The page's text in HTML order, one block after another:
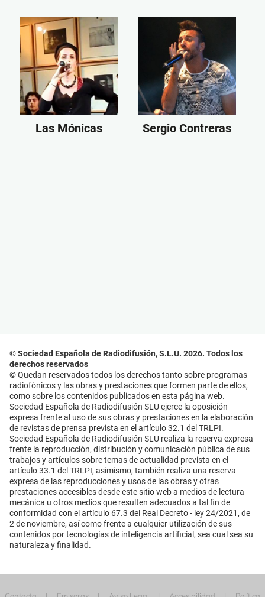
Las Mónicas Sergio Contreras
© Sociedad Española de Radiodifusión, S.L.U. 2026. Todos los
derechos reservados
© Quedan reservados todos los derechos tanto sobre programas
radiofónicos y las obras y prestaciones que formen parte de ellos,
como sobre los contenidos publicados en esta página web.
Sociedad Española de Radiodifusión SLU ejerce la oposición
expresa frente al uso de sus obras y prestaciones en la elaboración
de revistas de prensa prevista en el artículo 32.1 del TRLPI.
Sociedad Española de Radiodifusión SLU realiza la reserva expresa
frente la reproducción, distribución y comunicación pública de sus
trabajos y artículos sobre temas de actualidad prevista en el
artículo 33.1 del TRLPI, asimismo, también realiza una reserva
expresa de las reproducciones y usos de las obras y otras
prestaciones accesibles desde este sitio web a medios de lectura
mecánica u otros medios que resulten adecuados a tal fin de
conformidad con el artículo 67.3 del Real Decreto - ley 24/2021, de
2 de noviembre, así como frente a cualquier utilización de sus
contenidos por tecnologías de inteligencia artificial, sea cual sea su
naturaleza y finalidad.